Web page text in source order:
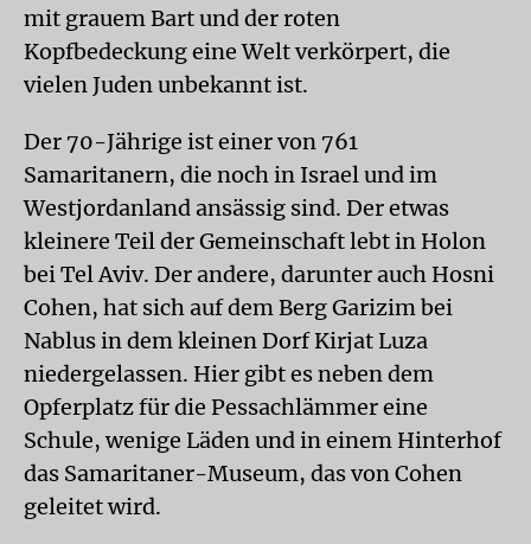
mit grauem Bart und der roten
Kopfbedeckung eine Welt verkörpert, die
vielen Juden unbekannt ist.
Der 70-Jährige ist einer von 761
Samaritanern, die noch in Israel und im
Westjordanland ansässig sind. Der etwas
kleinere Teil der Gemeinschaft lebt in Holon
bei Tel Aviv. Der andere, darunter auch Hosni
Cohen, hat sich auf dem Berg Garizim bei
Nablus in dem kleinen Dorf Kirjat Luza
niedergelassen. Hier gibt es neben dem
Opferplatz für die Pessachlämmer eine
Schule, wenige Läden und in einem Hinterhof
das Samaritaner-Museum, das von Cohen
geleitet wird.